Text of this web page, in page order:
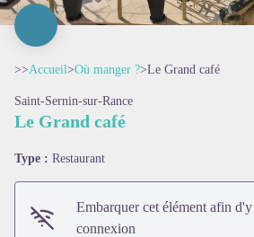
Voir
>>Accueil>Où manger ?>Le Grand café
Saint-Sernin-sur-Rance
Le Grand café
Type : Restaurant
Embarquer cet élément afin
connexion